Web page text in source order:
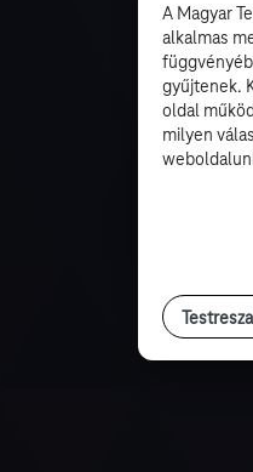
A Magyar
alkalmas
gyűjtenek.
oldal
milyen